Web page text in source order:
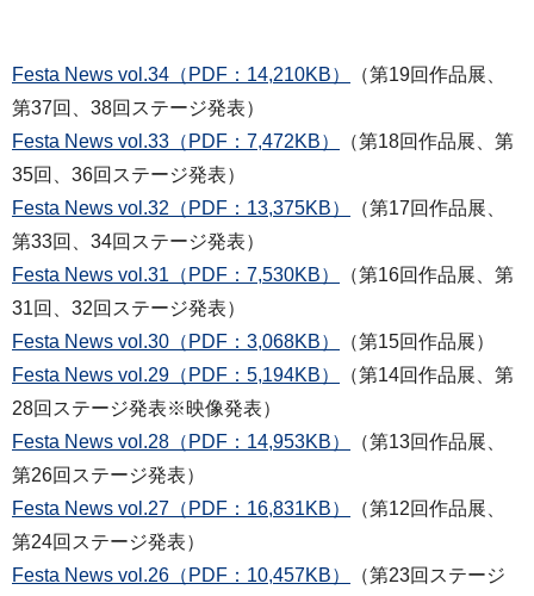
Festa News vol.34（PDF：14,210KB）
（第19回作品展、
第37回、38回ステージ発表）
Festa News vol.33（PDF：7,472KB）
（第18回作品展、第
35回、36回ステージ発表）
Festa News vol.32（PDF：13,375KB）
（第17回作品展、
第33回、34回ステージ発表）
Festa News vol.31（PDF：7,530KB）
（第16回作品展、第
31回、32回ステージ発表）
Festa News vol.30（PDF：3,068KB）
（第15回作品展）
Festa News vol.29（PDF：5,194KB）
（第14回作品展、第
28回ステージ発表※映像発表）
Festa News vol.28（PDF：14,953KB）
（第13回作品展、
第26回ステージ発表）
Festa News vol.27（PDF：16,831KB）
（第12回作品展、
第24回ステージ発表）
Festa News vol.26（PDF：10,457KB）
（第23回ステージ